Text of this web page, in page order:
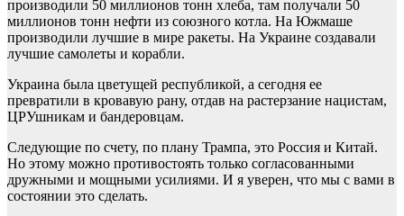
производили 50 миллионов тонн хлеба, там получали 50
миллионов тонн нефти из союзного котла. На Южмаше
производили лучшие в мире ракеты. На Украине создавали
лучшие самолеты и корабли.
Украина была цветущей республикой, а сегодня ее
превратили в кровавую рану, отдав на растерзание нацистам,
ЦРУшникам и бандеровцам.
Следующие по счету, по плану Трампа, это Россия и Китай.
Но этому можно противостоять только согласованными
дружными и мощными усилиями. И я уверен, что мы с вами в
состоянии это сделать.